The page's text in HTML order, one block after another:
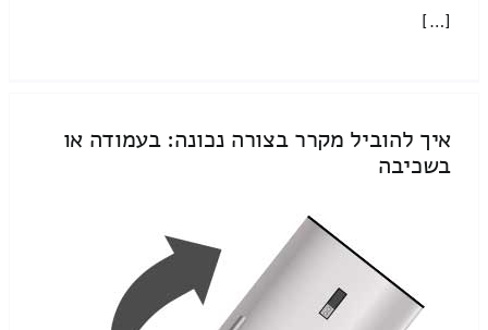
[…]
איך להוביל מקרר בצורה נכונה: בעמודה או
בשכיבה